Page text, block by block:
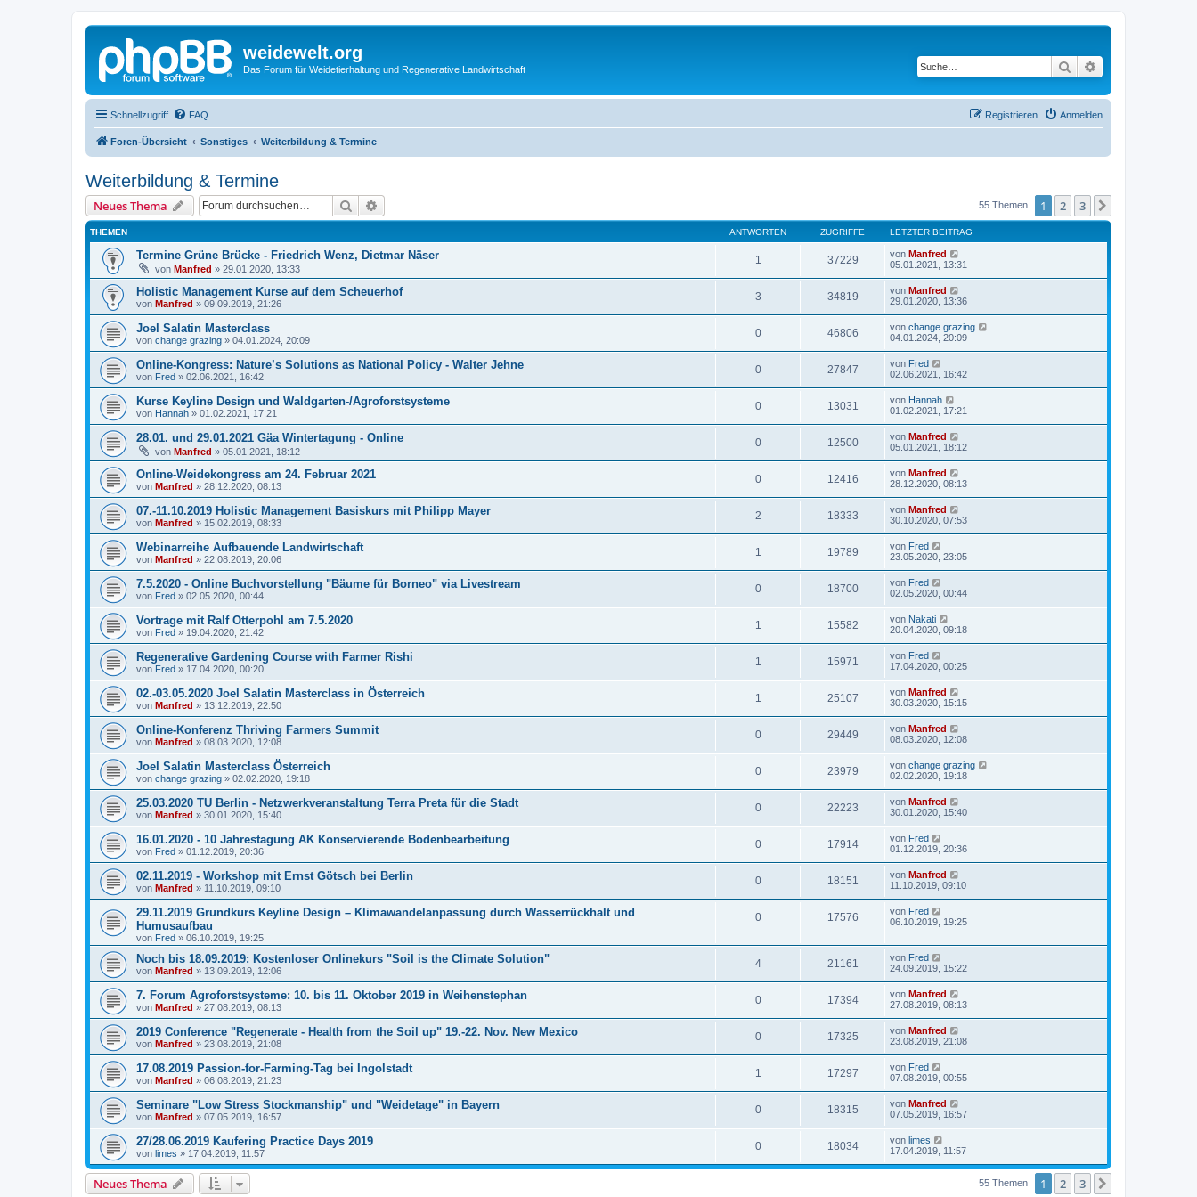
weidewelt.org
Das Forum für Weidetierhaltung und Regenerative Landwirtschaft Suche
Schnellzugriff FAQ Anmelden
Registrieren
Foren-Übersicht Sonstiges Weiterbildung & Termine
Weiterbildung & Termine
Neues Thema Suche 55 Themen 1 2 3
THEMEN ANTWORTEN ZUGRIFFE LETZTER BEITRAG
Termine Grüne Brücke - Friedrich Wenz, Dietmar Näser
von Manfred » 29.01.2020, 13:33
1 37229 von Manfred
05.01.2021, 13:31
Holistic Management Kurse auf dem Scheuerhof
von Manfred » 09.09.2019, 21:26
3 34819 von Manfred
29.01.2020, 13:36
Joel Salatin Masterclass
von change grazing » 04.01.2024, 20:09
0 46806 von change grazing
04.01.2024, 20:09
Online-Kongress: Nature’s Solutions as National Policy - Walter Jehne
von Fred » 02.06.2021, 16:42
0 27847 von Fred
02.06.2021, 16:42
Kurse Keyline Design und Waldgarten-/Agroforstsysteme
von Hannah » 01.02.2021, 17:21
0 13031 von Hannah
01.02.2021, 17:21
28.01. und 29.01.2021 Gäa Wintertagung - Online
von Manfred » 05.01.2021, 18:12
0 12500 von Manfred
05.01.2021, 18:12
Online-Weidekongress am 24. Februar 2021
von Manfred » 28.12.2020, 08:13
0 12416 von Manfred
28.12.2020, 08:13
07.-11.10.2019 Holistic Management Basiskurs mit Philipp Mayer
von Manfred » 15.02.2019, 08:33
2 18333 von Manfred
30.10.2020, 07:53
Webinarreihe Aufbauende Landwirtschaft
von Manfred » 22.08.2019, 20:06
1 19789 von Fred
23.05.2020, 23:05
7.5.2020 - Online Buchvorstellung "Bäume für Borneo" via Livestream
von Fred » 02.05.2020, 00:44
0 18700 von Fred
02.05.2020, 00:44
Vortrage mit Ralf Otterpohl am 7.5.2020
von Fred » 19.04.2020, 21:42
1 15582 von Nakati
20.04.2020, 09:18
Regenerative Gardening Course with Farmer Rishi
von Fred » 17.04.2020, 00:20
1 15971 von Fred
17.04.2020, 00:25
02.-03.05.2020 Joel Salatin Masterclass in Österreich
von Manfred » 13.12.2019, 22:50
1 25107 von Manfred
30.03.2020, 15:15
Online-Konferenz Thriving Farmers Summit
von Manfred » 08.03.2020, 12:08
0 29449 von Manfred
08.03.2020, 12:08
Joel Salatin Masterclass Österreich
von change grazing » 02.02.2020, 19:18
0 23979 von change grazing
02.02.2020, 19:18
25.03.2020 TU Berlin - Netzwerkveranstaltung Terra Preta für die Stadt
von Manfred » 30.01.2020, 15:40
0 22223 von Manfred
30.01.2020, 15:40
16.01.2020 - 10 Jahrestagung AK Konservierende Bodenbearbeitung
von Fred » 01.12.2019, 20:36
0 17914 von Fred
01.12.2019, 20:36
02.11.2019 - Workshop mit Ernst Götsch bei Berlin
von Manfred » 11.10.2019, 09:10
0 18151 von Manfred
11.10.2019, 09:10
29.11.2019 Grundkurs Keyline Design – Klimawandelanpassung durch Wasserrückhalt und
Humusaufbau
von Fred » 06.10.2019, 19:25
0 17576 von Fred
06.10.2019, 19:25
Noch bis 18.09.2019: Kostenloser Onlinekurs "Soil is the Climate Solution"
von Manfred » 13.09.2019, 12:06
4 21161 von Fred
24.09.2019, 15:22
7. Forum Agroforstsysteme: 10. bis 11. Oktober 2019 in Weihenstephan
von Manfred » 27.08.2019, 08:13
0 17394 von Manfred
27.08.2019, 08:13
2019 Conference "Regenerate - Health from the Soil up" 19.-22. Nov. New Mexico
von Manfred » 23.08.2019, 21:08
0 17325 von Manfred
23.08.2019, 21:08
17.08.2019 Passion-for-Farming-Tag bei Ingolstadt
von Manfred » 06.08.2019, 21:23
1 17297 von Fred
07.08.2019, 00:55
Seminare "Low Stress Stockmanship" und "Weidetage" in Bayern
von Manfred » 07.05.2019, 16:57
0 18315 von Manfred
07.05.2019, 16:57
27/28.06.2019 Kaufering Practice Days 2019
von limes » 17.04.2019, 11:57
0 18034 von limes
17.04.2019, 11:57
Neues Thema 55 Themen 1 2 3